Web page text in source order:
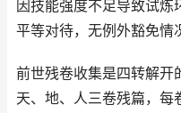
因技能强度不足导致试炼
平等对待，无例外豁免情
前世残卷收集是四转解开
天、地、人三卷残篇，每